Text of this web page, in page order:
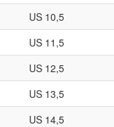
US 10,5
US 11,5
US 12,5
US 13,5
US 14,5